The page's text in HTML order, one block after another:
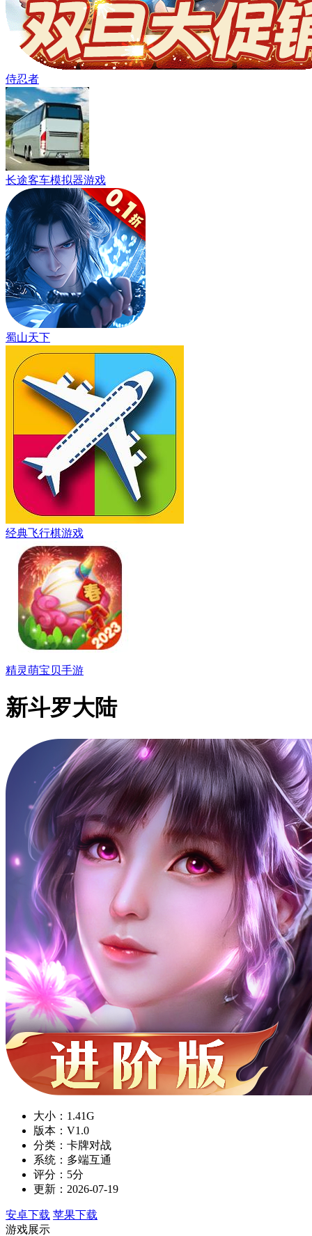
侍忍者
长途客车模拟器游戏
蜀山天下
经典飞行棋游戏
精灵萌宝贝手游
新斗罗大陆
大小：1.41G
版本：V1.0
分类：卡牌对战
系统：多端互通
评分：5分
更新：2026-07-19
安卓下载 苹果下载
游戏展示